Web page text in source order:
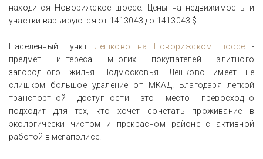
находится Новорижское шоссе. Цены на недвижимость и
участки варьируются от 1413043 до 1413043 $.
Населенный пункт Лешково на Новорижском шоссе-
предмет интереса многих покупателей элитного
загородного жилья Подмосковья. Лешково имеет не
слишком большое удаление от МКАД. Благодаря легкой
транспортной доступности это место превосходно
подходит для тех, кто хочет сочетать проживание в
экологически чистом и прекрасном районе с активной
работой в мегаполисе.